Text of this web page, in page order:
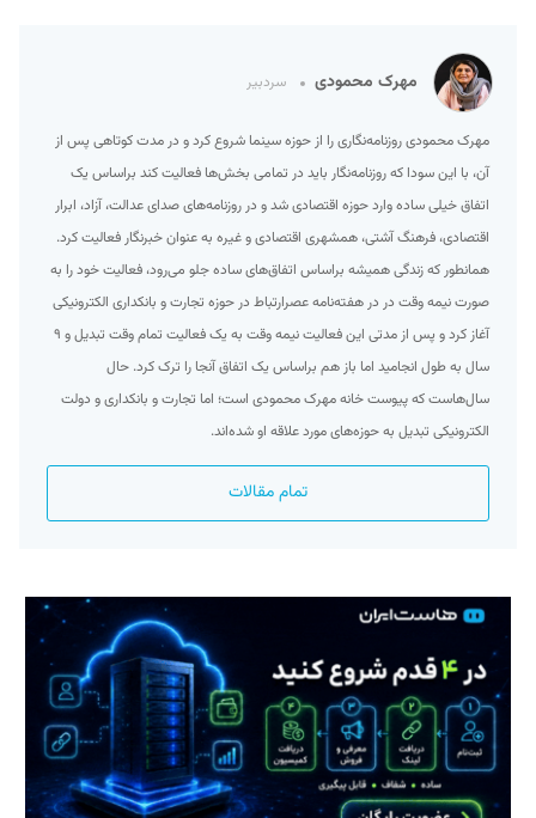
مهرک محمودی سردبیر
مهرک محمودی روزنامه‌نگاری را از حوزه سینما شروع کرد و در مدت کوتاهی پس از
آن، با این سودا که روزنامه‌نگار باید در تمامی بخش‌ها فعالیت کند براساس یک
اتفاق خیلی ساده وارد حوزه اقتصادی شد و در روزنامه‌های صدای عدالت، آزاد، ابرار
اقتصادی، فرهنگ آشتی، همشهری اقتصادی و غیره به عنوان خبرنگار فعالیت کرد.
همانطور که زندگی همیشه براساس اتفاق‌های ساده جلو می‌رود، فعالیت خود را به
صورت نیمه وقت در در هفته‌نامه عصرارتباط در حوزه تجارت و بانکداری الکترونیکی
آغاز کرد و پس از مدتی این فعالیت نیمه وقت به یک فعالیت تمام وقت تبدیل و ۹
سال به طول انجامید اما باز هم براساس یک اتفاق آنجا را ترک کرد. حال
سال‌هاست که پیوست خانه مهرک محمودی است؛ اما تجارت و بانکداری و دولت
الکترونیکی تبدیل به حوزه‌های مورد علاقه او شده‌اند.
تمام مقالات